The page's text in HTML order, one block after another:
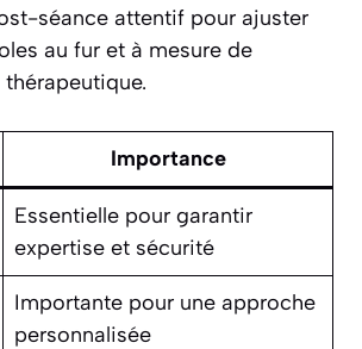
séance attentif pour ajuster
au fur et à mesure de
thérapeutique.
Importance
Essentielle pour garantir
expertise et sécurité
Importante pour une approche
personnalisée